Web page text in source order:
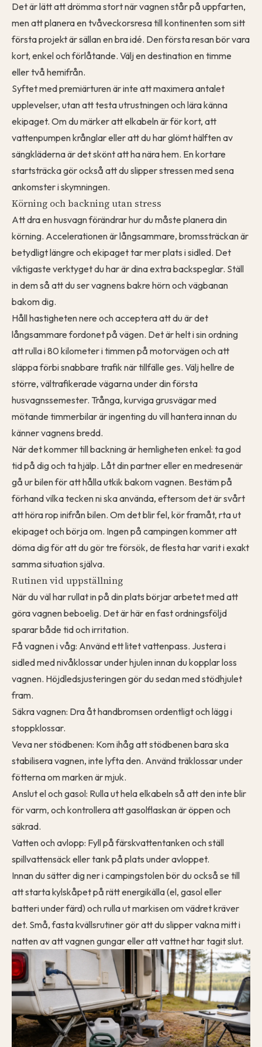
Det är lätt att drömma stort när vagnen står på uppfarten,
men att planera en tvåveckorsresa till kontinenten som sitt
första projekt är sällan en bra idé. Den första resan bör vara
kort, enkel och förlåtande. Välj en destination en timme
eller två hemifrån.
Syftet med premiärturen är inte att maximera antalet
upplevelser, utan att testa utrustningen och lära känna
ekipaget. Om du märker att elkabeln är för kort, att
vattenpumpen krånglar eller att du har glömt hälften av
sängkläderna är det skönt att ha nära hem. En kortare
startsträcka gör också att du slipper stressen med sena
ankomster i skymningen.
Körning och backning utan stress
Att dra en husvagn förändrar hur du måste planera din
körning. Accelerationen är långsammare, bromssträckan är
betydligt längre och ekipaget tar mer plats i sidled. Det
viktigaste verktyget du har är dina extra backspeglar. Ställ
in dem så att du ser vagnens bakre hörn och vägbanan
bakom dig.
Håll hastigheten nere och acceptera att du är det
långsammare fordonet på vägen. Det är helt i sin ordning
att rulla i 80 kilometer i timmen på motorvägen och att
släppa förbi snabbare trafik när tillfälle ges. Välj hellre de
större, vältrafikerade vägarna under din första
husvagnssemester. Trånga, kurviga grusvägar med
mötande timmerbilar är ingenting du vill hantera innan du
känner vagnens bredd.
När det kommer till backning är hemligheten enkel: ta god
tid på dig och ta hjälp. Låt din partner eller en medresenär
gå ur bilen för att hålla utkik bakom vagnen. Bestäm på
förhand vilka tecken ni ska använda, eftersom det är svårt
att höra rop inifrån bilen. Om det blir fel, kör framåt, rta ut
ekipaget och börja om. Ingen på campingen kommer att
döma dig för att du gör tre försök, de flesta har varit i exakt
samma situation själva.
Rutinen vid uppställning
När du väl har rullat in på din plats börjar arbetet med att
göra vagnen beboelig. Det är här en fast ordningsföljd
sparar både tid och irritation.
Få vagnen i våg: Använd ett litet vattenpass. Justera i
sidled med nivåklossar under hjulen innan du kopplar loss
vagnen. Höjdledsjusteringen gör du sedan med stödhjulet
fram.
Säkra vagnen: Dra åt handbromsen ordentligt och lägg i
stoppklossar.
Veva ner stödbenen: Kom ihåg att stödbenen bara ska
stabilisera vagnen, inte lyfta den. Använd träklossar under
fötterna om marken är mjuk.
Anslut el och gasol: Rulla ut hela elkabeln så att den inte blir
för varm, och kontrollera att gasolflaskan är öppen och
säkrad.
Vatten och avlopp: Fyll på färskvattentanken och ställ
spillvattensäck eller tank på plats under avloppet.
Innan du sätter dig ner i campingstolen bör du också se till
att starta kylskåpet på rätt energikälla (el, gasol eller
batteri under färd) och rulla ut markisen om vädret kräver
det. Små, fasta kvällsrutiner gör att du slipper vakna mitt i
natten av att vagnen gungar eller att vattnet har tagit slut.